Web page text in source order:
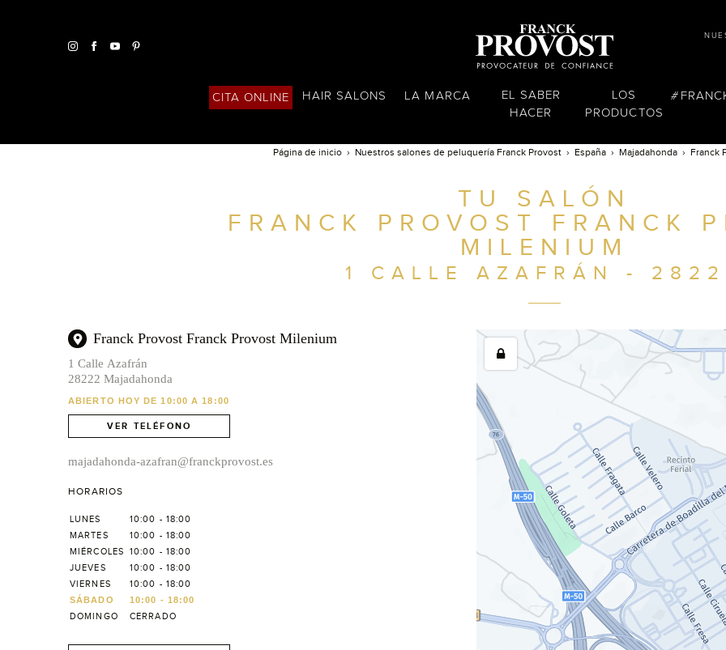
CITA ONLINE HAIR SALONS LA MARCA
EL SABER
HACER
LOS
PRODUCTOS
Página de inicio Nuestros salones de peluquería Franck Provost España Majadahonda Franck
TU SALÓN
FRANCK PROVOST FRANCK
MILENIUM
1 CALLE AZAFRÁN -
Franck Provost Franck Provost Milenium
1 Calle Azafrán
28222 Majadahonda
ABIERTO HOY DE 10:00 A 18:00
VER TELÉFONO
majadahonda-azafran@franckprovost.es
HORARIOS
LUNES
10:00 - 18:00
MARTES
10:00 - 18:00
MIÉRCOLES
10:00 - 18:00
JUEVES
10:00 - 18:00
VIERNES
10:00 - 18:00
SÁBADO
10:00 - 18:00
DOMINGO
CERRADO